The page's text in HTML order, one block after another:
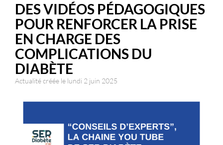
DES VIDÉOS PÉDAGOGIQUES
POUR RENFORCER LA PRISE
EN CHARGE DES
COMPLICATIONS DU
DIABÈTE
Actualité créée le lundi 2 juin 2025